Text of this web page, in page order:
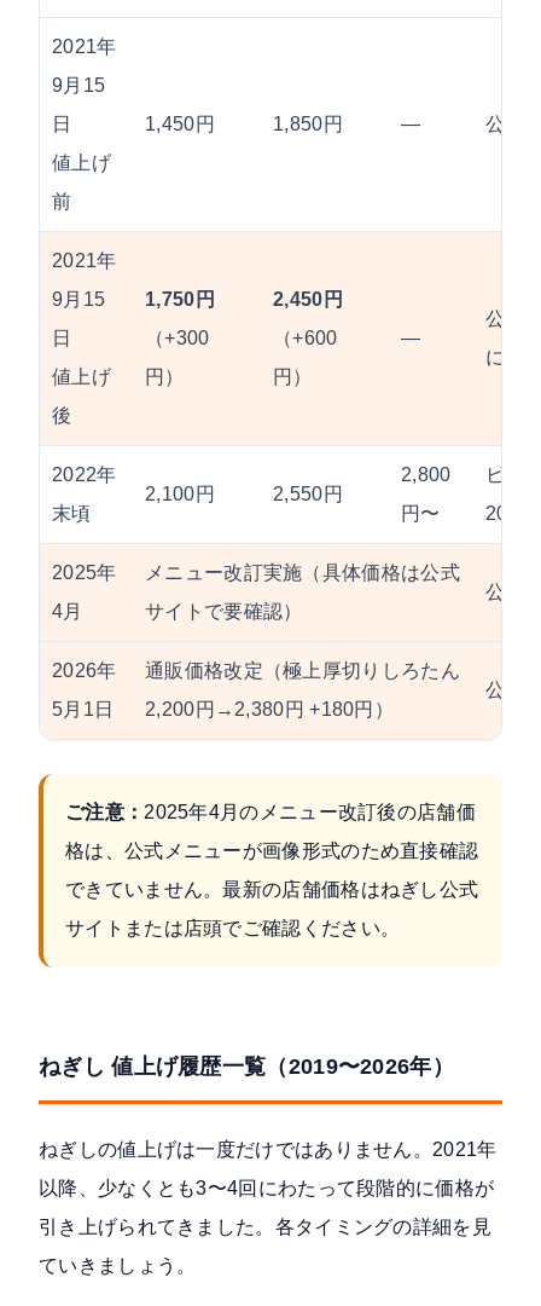
2021年
9月15
日
値上げ
前
1,450円 1,850円 — 公式
2021年
9月15
日
値上げ
後
1,750円
（+300
円）
2,450円
（+600
円）
—
公式
につ
2022年
末頃
2,100円 2,550円
2,800
円〜
ビジ
2023
2025年
4月
メニュー改訂実施（具体価格は公式
サイトで要確認）
公式
2026年
5月1日
通販価格改定（極上厚切りしろたん
2,200円→2,380円 +180円）
公式
ご注意： 2025年4月のメニュー改訂後の店舗価
格は、公式メニューが画像形式のため直接確認
できていません。最新の店舗価格はねぎし公式
サイトまたは店頭でご確認ください。
ねぎし 値上げ履歴一覧（2019〜2026年）
ねぎしの値上げは一度だけではありません。2021年
以降、少なくとも3〜4回にわたって段階的に価格が
引き上げられてきました。各タイミングの詳細を見
ていきましょう。